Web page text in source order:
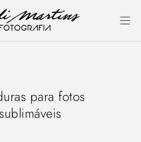
para fotos
sublimáveis